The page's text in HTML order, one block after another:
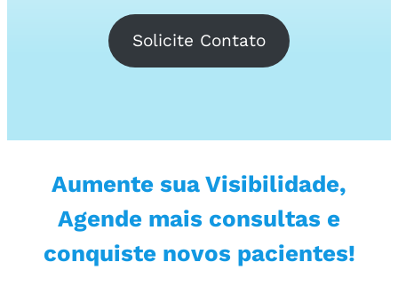
Solicite Contato
Aumente sua Visibilidade,
Agende mais consultas e
conquiste novos pacientes!